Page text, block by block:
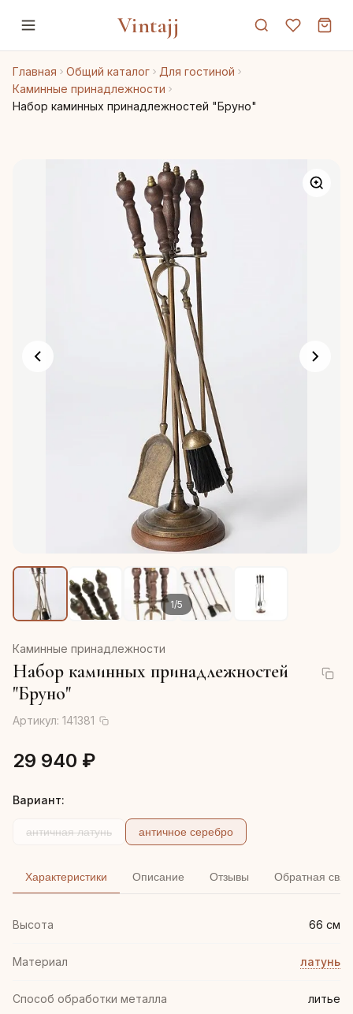
Vintajj
Главная Общий каталог
Для гостиной
Каминные принадлежности
Набор каминных принадлежностей "Бруно"
1/5
Каминные принадлежности
Набор каминных принадлежностей
"Бруно"
Артикул: 141381
29 940 ₽
Вариант:
античная латунь античное серебро
Характеристики Описание Отзывы Обратная
Высота 66 см
Материал латунь
Способ обработки металла литье